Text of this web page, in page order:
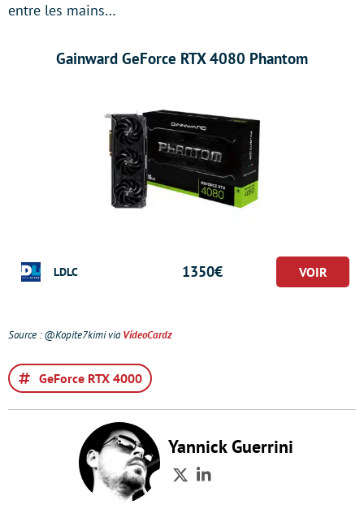
entre les mains…
Gainward GeForce RTX 4080 Phantom
LDLC 1350€
Source : @Kopite7kimi viaVideoCardz
GeForce RTX 4000
Yannick Guerrini
TwitterLinkedIn